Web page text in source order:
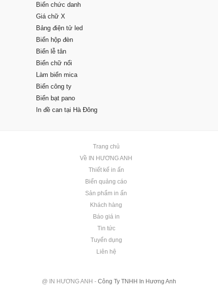
Biển chức danh
Giá chữ X
Bảng điện tử led
Biển hộp đèn
Biển lễ tân
Biển chữ nổi
Làm biển mica
Biển công ty
Biển bạt pano
In đề can tại Hà Đông
Trang chủ
Về IN HƯƠNG ANH
Thiết kế in ấn
Biển quảng cáo
Sản phẩm in ấn
Khách hàng
Báo giá in
Tin tức
Tuyển dụng
Liên hệ
@ IN HƯƠNG ANH - Công Ty TNHH In Hương Anh